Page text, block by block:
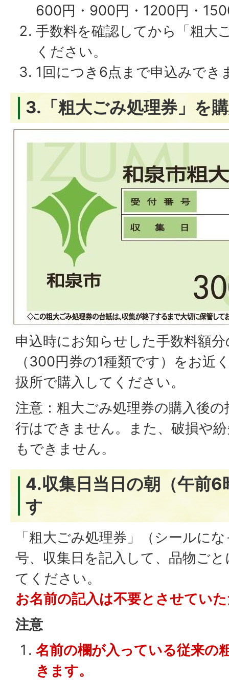
600円・900円・1200円・
手数料を確認してから「粗大
ください。
1回につき6点まで申込みでき
3.「粗大ごみ処理券」を
申込時にお知らせした手数料額
（300円券の1種類です）をお近
扱所で購入してください。
注意：粗大ごみ処理券の購入後
行はできません。また、破損や
もできません。
4.収集日当日の朝（午前
す
「粗大ごみ処理券」（シールに
号、収集日を記入して、品物ご
てください。
お名前の記入は不要とさせてい
注意
名前の欄が入っている従来の
きます。